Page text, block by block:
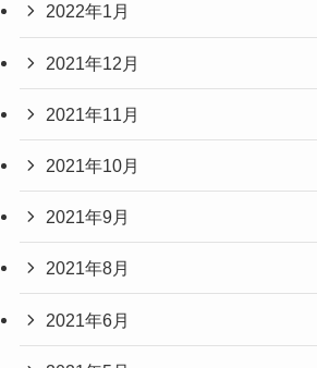
2022年1月
2021年12月
2021年11月
2021年10月
2021年9月
2021年8月
2021年6月